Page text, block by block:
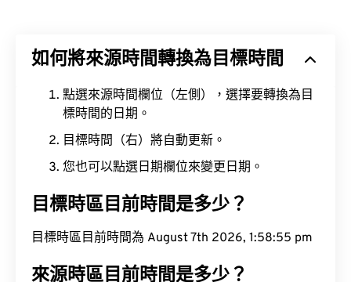
如何將來源時間轉換為目標時間
點選來源時間欄位（左側），選擇要轉換為目
標時間的日期。
目標時間（右）將自動更新。
您也可以點選日期欄位來變更日期。
目標時區目前時間是多少？
目標時區目前時間為 August 7th 2026, 1:58:56 pm
來源時區目前時間是多少？